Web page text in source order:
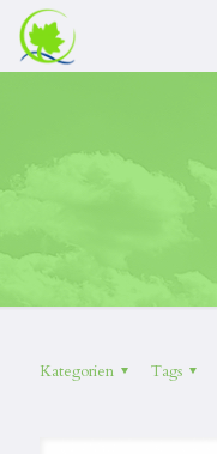
Kategorien Tags